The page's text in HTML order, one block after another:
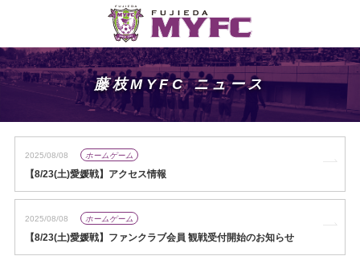
藤枝MYFC ニュース
2025/08/08 ホームゲーム
【8/23(土)愛媛戦】アクセス情報
2025/08/08 ホームゲーム
【8/23(土)愛媛戦】ファンクラブ会員 観戦受付開始のお知らせ